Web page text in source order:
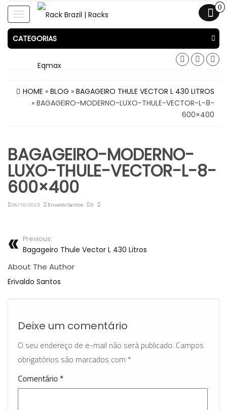
Toggle
navigation
0
CATEGORIAS
HOME » BLOG » BAGAGEIRO THULE VECTOR L 430 LITROS
» BAGAGEIRO-MODERNO-LUXO-THULE-VECTOR-L-8-
600×400
BAGAGEIRO-MODERNO-
LUXO-THULE-VECTOR-L-8-
600×400
06/10/2023 Erivaldo Santos 0
Previous:
Bagageiro Thule Vector L 430 Litros
About The Author
Erivaldo Santos
Deixe um comentário
O seu endereço de e-mail não será publicado. Campos
obrigatórios são marcados com *
Comentário*